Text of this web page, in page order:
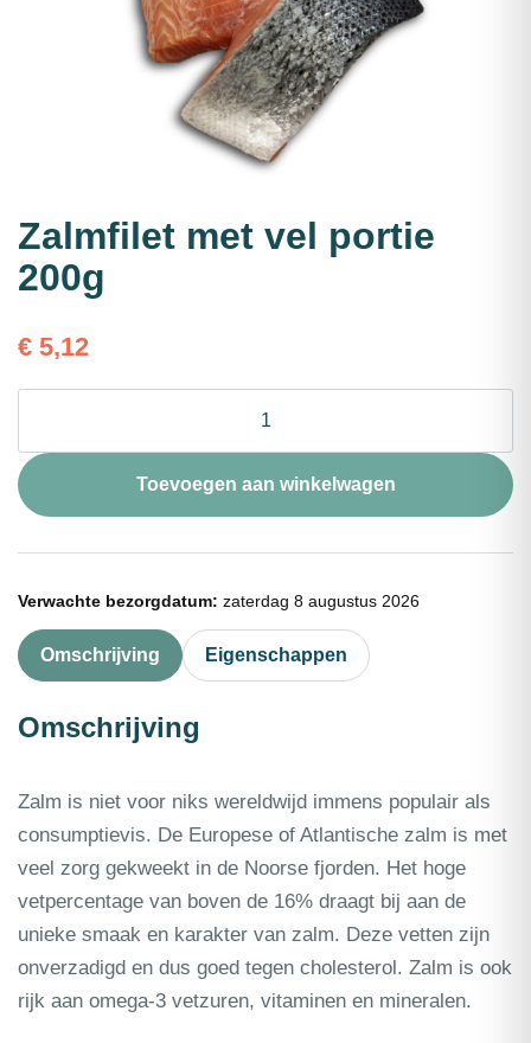
Zalmfilet met vel portie
200g
€ 5,12
vel
portie
200g
aantal
Toevoegen aan winkelwagen
Verwachte bezorgdatum: zaterdag 8 augustus 2026
Omschrijving Eigenschappen
Omschrijving
Zalm is niet voor niks wereldwijd immens populair als
consumptievis. De Europese of Atlantische zalm is met
veel zorg gekweekt in de Noorse fjorden. Het hoge
vetpercentage van boven de 16% draagt bij aan de
unieke smaak en karakter van zalm. Deze vetten zijn
onverzadigd en dus goed tegen cholesterol. Zalm is ook
rijk aan omega-3 vetzuren, vitaminen en mineralen.